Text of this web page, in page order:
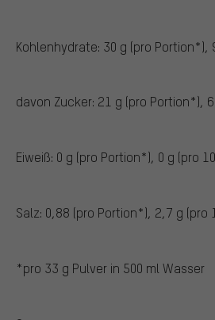
Kohlenhydrate: 30 g (pro Portion*),
davon Zucker: 21 g (pro Portion*),
Eiweiß: 0 g (pro Portion*), 0 g (pro
Salz: 0,88 (pro Portion*), 2,7 g (pro
*pro 33 g Pulver in 500 ml Wasser